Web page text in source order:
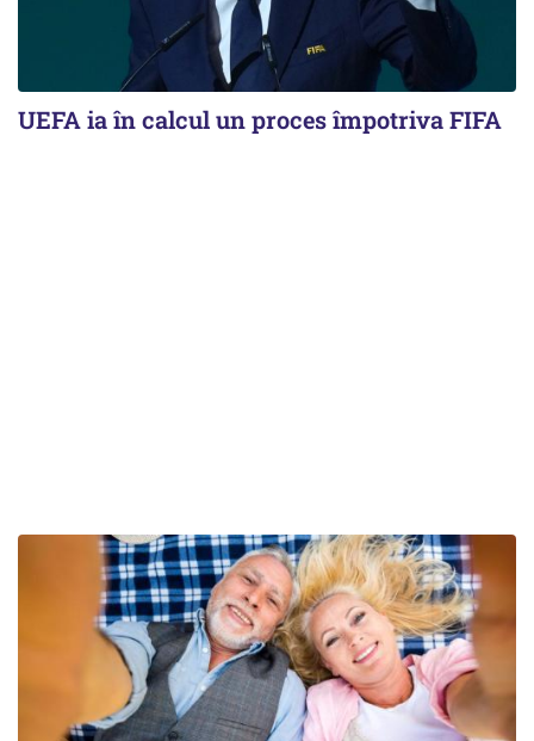
UEFA ia în calcul un proces împotriva FIFA